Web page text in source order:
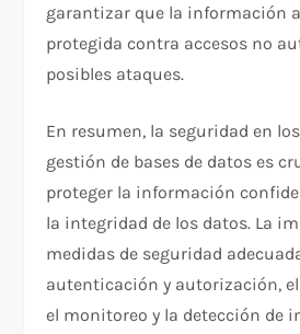
garantizar que la información
protegida contra accesos no
posibles ataques.
En resumen, la seguridad en
gestión de bases de datos es
proteger la información
la integridad de los datos. La
medidas de seguridad
autenticación y autorización,
el monitoreo y la detección de